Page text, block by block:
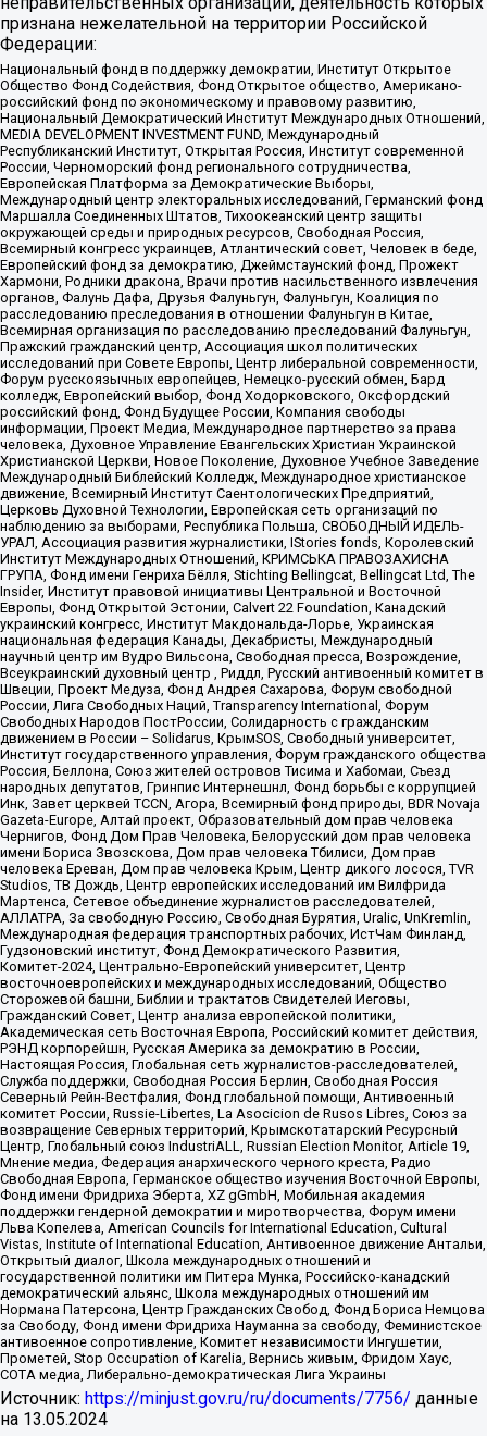
признана нежелательной на территории Российской
Федерации:
Национальный фонд в поддержку демократии, Институт Открытое
Общество Фонд Содействия, Фонд Открытое общество, Американо-
российский фонд по экономическому и правовому развитию,
Национальный Демократический Институт Международных Отношений,
MEDIA DEVELOPMENT INVESTMENT FUND, Международный
Республиканский Институт, Открытая Россия, Институт современной
России, Черноморский фонд регионального сотрудничества,
Европейская Платформа за Демократические Выборы,
Международный центр электоральных исследований, Германский фонд
Маршалла Соединенных Штатов, Тихоокеанский центр защиты
окружающей среды и природных ресурсов, Свободная Россия,
Всемирный конгресс украинцев, Атлантический совет, Человек в беде,
Европейский фонд за демократию, Джеймстаунский фонд, Прожект
Хармони, Родники дракона, Врачи против насильственного извлечения
органов, Фалунь Дафа, Друзья Фалуньгун, Фалуньгун, Коалиция по
расследованию преследования в отношении Фалуньгун в Китае,
Всемирная организация по расследованию преследований Фалуньгун,
Пражский гражданский центр, Ассоциация школ политических
исследований при Совете Европы, Центр либеральной современности,
Форум русскоязычных европейцев, Немецко-русский обмен, Бард
колледж, Европейский выбор, Фонд Ходорковского, Оксфордский
российский фонд, Фонд Будущее России, Компания свободы
информации, Проект Медиа, Международное партнерство за права
человека, Духовное Управление Евангельских Христиан Украинской
Христианской Церкви, Новое Поколение, Духовное Учебное Заведение
Международный Библейский Колледж, Международное христианское
движение, Всемирный Институт Саентологических Предприятий,
Церковь Духовной Технологии, Европейская сеть организаций по
наблюдению за выборами, Республика Польша, СВОБОДНЫЙ ИДЕЛЬ-
УРАЛ, Ассоциация развития журналистики, IStories fonds, Королевский
Институт Международных Отношений, КРИМСЬКА ПРАВОЗАХИСНА
ГРУПА, Фонд имени Генриха Бёлля, Stichting Bellingcat, Bellingcat Ltd, The
Insider, Институт правовой инициативы Центральной и Восточной
Европы, Фонд Открытой Эстонии, Calvert 22 Foundation, Канадский
украинский конгресс, Институт Макдональда-Лорье, Украинская
национальная федерация Канады, Декабристы, Международный
научный центр им Вудро Вильсона, Свободная пресса, Возрождение,
Всеукраинский духовный центр , Риддл, Русский антивоенный комитет в
Швеции, Проект Медуза, Фонд Андрея Сахарова, Форум свободной
России, Лига Свободных Наций, Transparеncy International, Форум
Свободных Народов ПостРоссии, Солидарность с гражданским
движением в России – Solidarus, КрымSOS, Свободный университет,
Институт государственного управления, Форум гражданского общества
Россия, Беллона, Союз жителей островов Тисима и Хабомаи, Съезд
народных депутатов, Гринпис Интернешнл, Фонд борьбы с коррупцией
Инк, Завет церквей TCCN, Агора, Всемирный фонд природы, BDR Novaja
Gazeta-Europe, Алтай проект, Образовательный дом прав человека
Чернигов, Фонд Дом Прав Человека, Белорусский дом прав человека
имени Бориса Звозскова, Дом прав человека Тбилиси, Дом прав
человека Ереван, Дом прав человека Крым, Центр дикого лосося, TVR
Studios, ТВ Дождь, Центр европейских исследований им Вилфрида
Мартенса, Сетевое объединение журналистов расследователей,
АЛЛАТРА, За свободную Россию, Свободная Бурятия, Uralic, UnKremlin,
Международная федерация транспортных рабочих, ИстЧам Финланд,
Гудзоновский институт, Фонд Демократического Развития,
Комитет-2024, Центрально-Европейский университет, Центр
восточноевропейских и международных исследований, Общество
Сторожевой башни, Библии и трактатов Свидетелей Иеговы,
Гражданский Совет, Центр анализа европейской политики,
Академическая сеть Восточная Европа, Российский комитет действия,
РЭНД корпорейшн, Русская Америка за демократию в России,
Настоящая Россия, Глобальная сеть журналистов-расследователей,
Служба поддержки, Свободная Россия Берлин, Свободная Россия
Северный Рейн-Вестфалия, Фонд глобальной помощи, Антивоенный
комитет России, Russie-Libertes, La Asocicion de Rusos Libres, Союз за
возвращение Северных территорий, Крымскотатарский Ресурсный
Центр, Глобальный союз IndustriALL, Russian Election Monitor, Article 19,
Мнение медиа, Федерация анархического черного креста, Радио
Свободная Европа, Германское общество изучения Восточной Европы,
Фонд имени Фридриха Эберта, XZ gGmbH, Мобильная академия
поддержки гендерной демократии и миротворчества, Форум имени
Льва Копелева, American Councils for International Education, Cultural
Vistas, Institute of International Education, Антивоенное движение Антальи,
Открытый диалог, Школа международных отношений и
государственной политики им Питера Мунка, Российско-канадский
демократический альянс, Школа международных отношений им
Нормана Патерсона, Центр Гражданских Свобод, Фонд Бориса Немцова
за Свободу, Фонд имени Фридриха Науманна за свободу, Феминистское
антивоенное сопротивление, Комитет независимости Ингушетии,
Прометей, Stop Occupation of Karelia, Вернись живым, Фридом Хаус,
СОТА медиа, Либерально-демократическая Лига Украины
Источник: https://minjust.gov.ru/ru/documents/7756/ данные
на 13.05.2024